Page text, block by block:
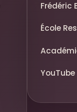
Frédéric
École
YouTube